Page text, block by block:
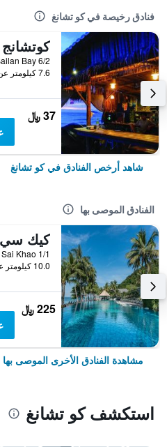
فنادق رخيصة في كو تشانغ
7.6 كيلومتر عن وسط المدينة
37 ﷼
شاهد أرخص الفنادق في كو تشانغ
الفنادق الموصى بها
10.0 كيلومتر عن وسط المدينة
225 ﷼
مشاهدة الفنادق الأخرى الموصى بها
استكشف كو تشانغ